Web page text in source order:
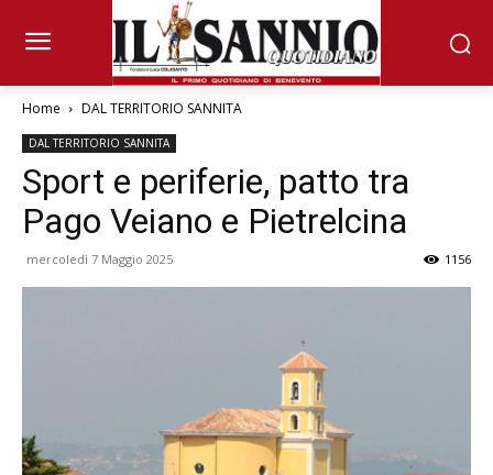
Home DAL TERRITORIO SANNITA
DAL TERRITORIO SANNITA
Sport e periferie, patto tra
Pago Veiano e Pietrelcina
mercoledì 7 Maggio 2025 1156